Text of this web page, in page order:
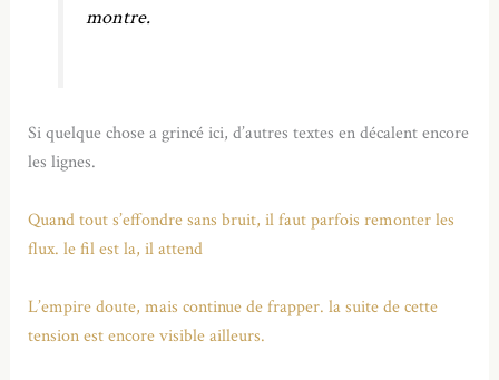
montre.
Si quelque chose a grincé ici, d’autres textes en décalent encore
les lignes.
Quand tout s’effondre sans bruit, il faut parfois remonter les
flux. le fil est la, il attend
L’empire doute, mais continue de frapper. la suite de cette
tension est encore visible ailleurs.